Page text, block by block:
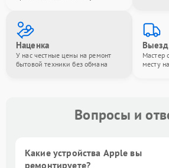
Наценка
У нас честные цены на ремонт
бытовой техники без обмана
Мастер
месту
Вопросы и
Какие устройства Apple вы
ремонтируете?